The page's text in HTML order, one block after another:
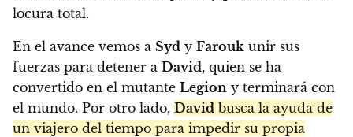
locura total.
En el avance vemos a Syd y Farouk unir sus
fuerzas para detener a David, quien se ha
convertido en el mutante Legion y terminará con
el mundo. Por otro lado, David busca la ayuda de
un viajero del tiempo para impedir su propia